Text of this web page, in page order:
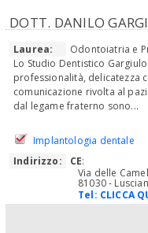
DOTT. DANILO
Laurea:
Odontoiatria e
Lo Studio Dentistico
professionalità, delicatezza
comunicazione rivolta al
dal legame fraterno sono...
Implantologia dentale
Indirizzo:
CE:
Via delle
81030 -
Tel: CLICCA